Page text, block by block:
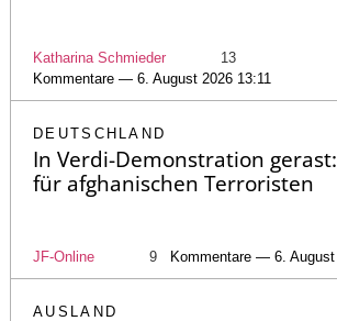
Katharina Schmieder
13
Kommentare — 6. August 2026 13:11
DEUTSCHLAND
In Verdi-Demonstration
für afghanischen Terroristen
JF-Online 9 Kommentare — 6. August
AUSLAND